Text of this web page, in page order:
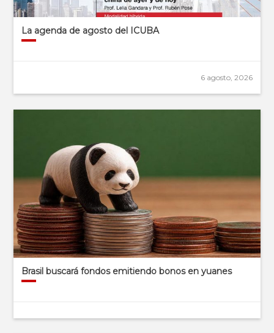
La agenda de agosto del ICUBA
6 agosto, 2026
Brasil buscará fondos emitiendo bonos en yuanes